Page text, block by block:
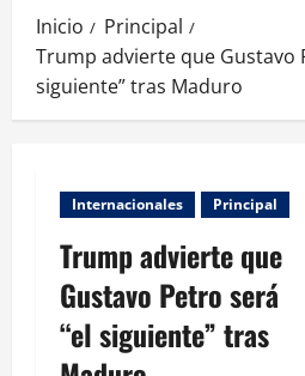
Inicio
Principal
Trump advierte que Gustavo
siguiente” tras Maduro
Internacionales Principal
Trump advierte que
Gustavo Petro será
“el siguiente” tras